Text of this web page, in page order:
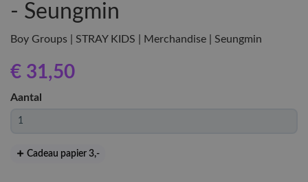
- Seungmin
Boy Groups | STRAY KIDS | Merchandise | Seungmin
€ 31,50
Aantal
Cadeau papier 3,-